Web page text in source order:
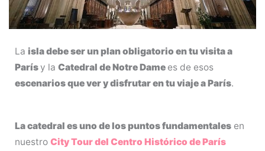
La isla debe ser un plan obligatorio en tu visita a
París y la Catedral de Notre Dame es de esos
escenarios que ver y disfrutar en tu viaje a París.
La catedral es uno de los puntos fundamentales en
nuestro City Tour del Centro Histórico de París